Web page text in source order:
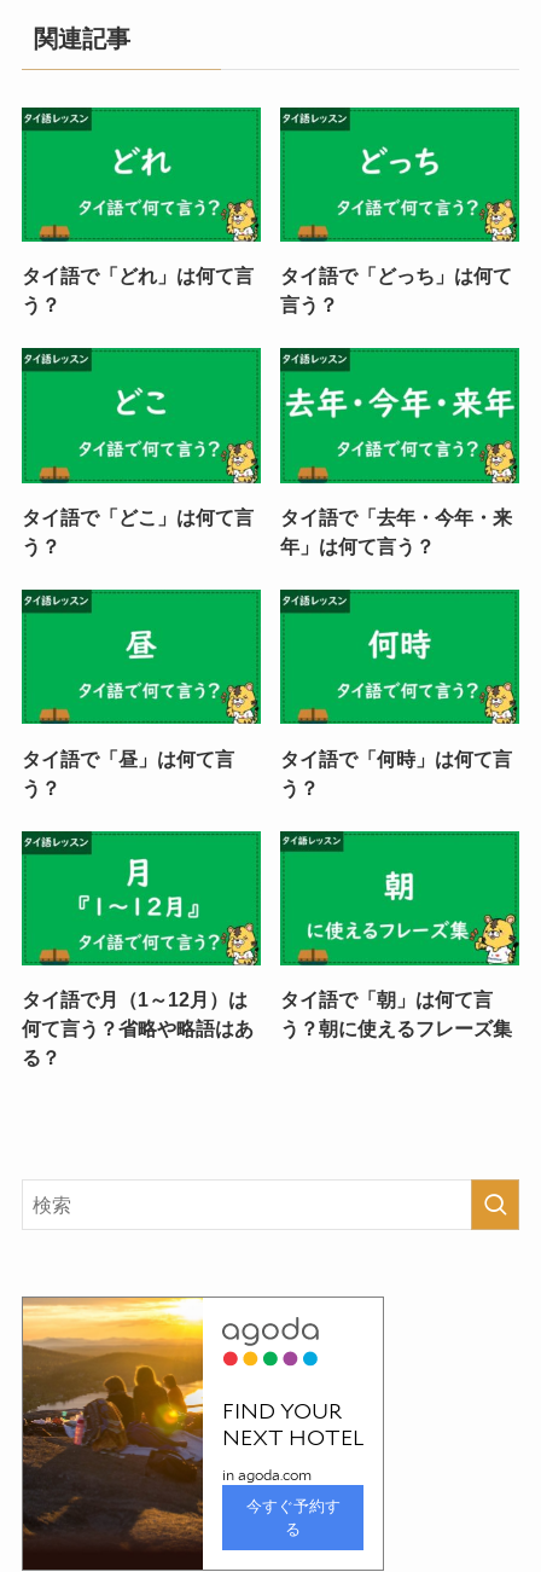
関連記事
タイ語で「どれ」は何て言
う？
タイ語で「どっち」は何て
言う？
タイ語で「どこ」は何て言
う？
タイ語で「去年・今年・来
年」は何て言う？
タイ語で「昼」は何て言
う？
タイ語で「何時」は何て言
う？
タイ語で月（1～12月）は
何て言う？省略や略語はあ
る？
タイ語で「朝」は何て言
う？朝に使えるフレーズ集